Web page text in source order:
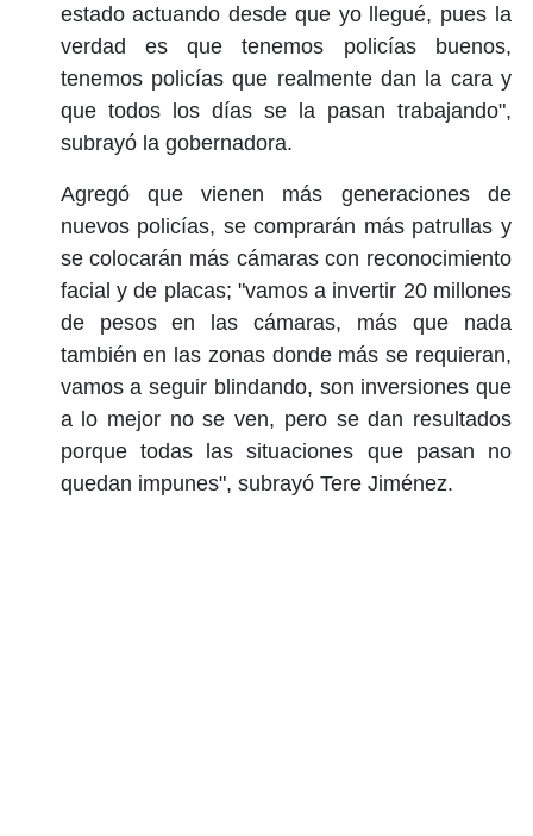
estado actuando desde que yo llegué, pues la
verdad es que tenemos policías buenos,
tenemos policías que realmente dan la cara y
que todos los días se la pasan trabajando",
subrayó la gobernadora.
Agregó que vienen más generaciones de
nuevos policías, se comprarán más patrullas y
se colocarán más cámaras con reconocimiento
facial y de placas; "vamos a invertir 20 millones
de pesos en las cámaras, más que nada
también en las zonas donde más se requieran,
vamos a seguir blindando, son inversiones que
a lo mejor no se ven, pero se dan resultados
porque todas las situaciones que pasan no
quedan impunes", subrayó Tere Jiménez.